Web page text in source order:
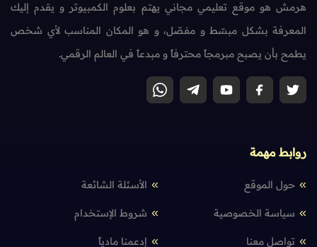
هرمش هو موقع تعليمي مجاني يهتم بعلوم الكمبيوتر و يقدم إليك
المعرفة بشكل مبسّط و مفصّل، و هو المكان المناسب لأي شخص
يطمح بأن يصبح مبرمجاً محترفاً و مبدعاً في العالم الرقمي.
روابط مهمة
حول الموقع الأسئلة الشائعة
سياسة الخصوصية شروط الإستخدام
تواصل معنا إدعمنا مادياً